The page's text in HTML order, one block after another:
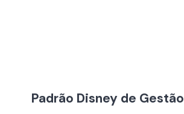
Padrão Disney de Gestão